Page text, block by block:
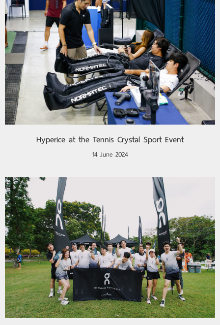
Hyperice at the Tennis Crystal Sport Event
14 June 2024